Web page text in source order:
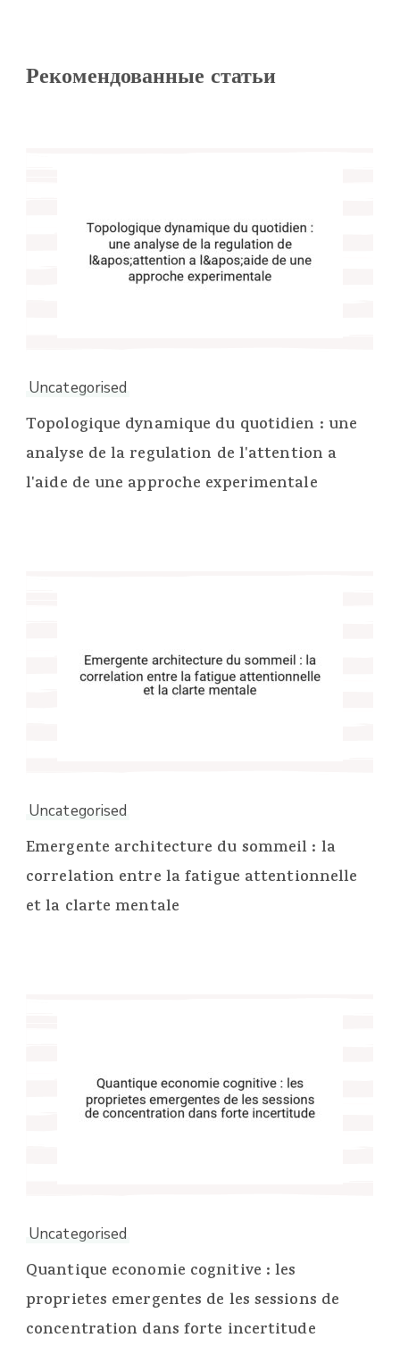
Рекомендованные статьи
Uncategorised
Topologique dynamique du quotidien : une
analyse de la regulation de l'attention a
l'aide de une approche experimentale
Uncategorised
Emergente architecture du sommeil : la
correlation entre la fatigue attentionnelle
et la clarte mentale
Uncategorised
Quantique economie cognitive : les
proprietes emergentes de les sessions de
concentration dans forte incertitude